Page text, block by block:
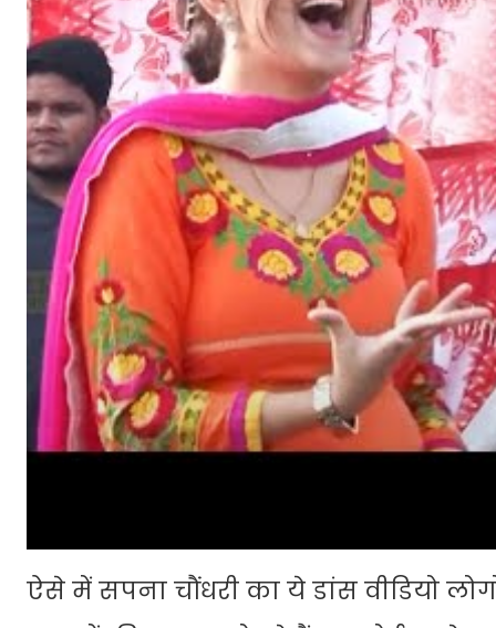
ऐसे में सपना चौंधरी का ये डांस वीडियो